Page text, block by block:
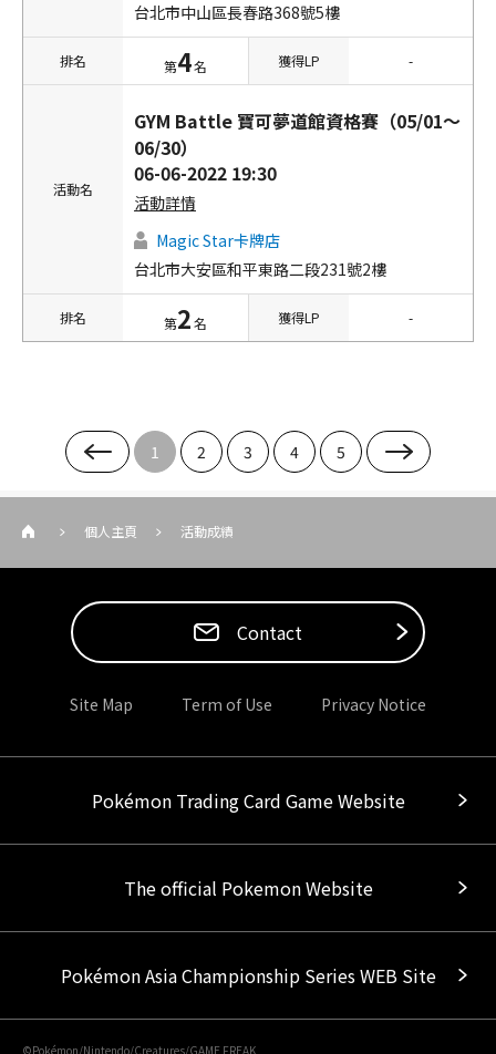
台北市中山區長春路368號5樓
排名 第4名 獲得LP -
活動名
GYM Battle 寶可夢道館資格賽（05/01～
06/30）
06-06-2022 19:30
活動詳情
Magic Star卡牌店
台北市大安區和平東路二段231號2樓
排名 第2名 獲得LP -
1 2 3 4 5
個人主頁 活動成績
Contact
Site Map Term of Use Privacy Notice
Pokémon Trading Card Game Website
The official Pokemon Website
Pokémon Asia Championship Series WEB Site
©Pokémon/Nintendo/Creatures/GAME FREAK